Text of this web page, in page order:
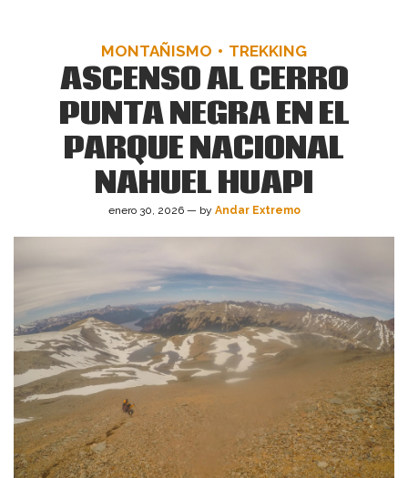
MONTAÑISMO TREKKING
ASCENSO AL CERRO
PUNTA NEGRA EN EL
PARQUE NACIONAL
NAHUEL HUAPI
enero 30, 2026 — by Andar Extremo